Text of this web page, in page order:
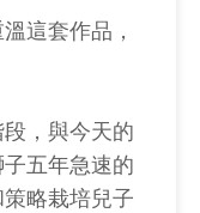
這套作品，
，與今天的
五年急速的
略栽培兒子